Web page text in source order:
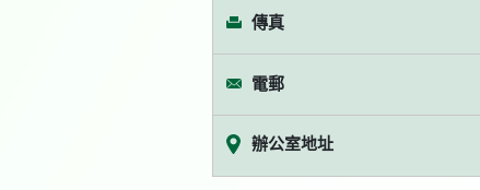
傳真
電郵
辦公室地址